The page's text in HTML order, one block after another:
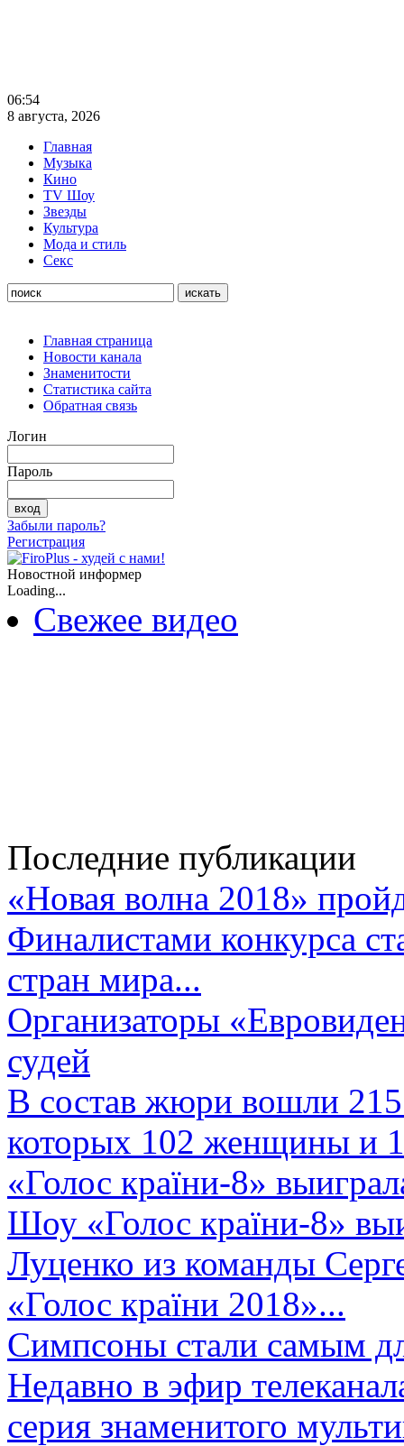
06:54
8 августа, 2026
Главная
Музыка
Кино
TV Шоу
Звезды
Культура
Мода и стиль
Секс
Главная страница
Новости канала
Знаменитости
Статистика сайта
Обратная связь
Логин
Пароль
Забыли пароль?
Регистрация
Новостной информер
Loading...
Свежее видео
Последние публикации
«Новая волна 2018»
Финалистами конкурса
стран мира...
Организаторы
судей
В состав жюри вошли 215
которых 102 женщины и
«Голос країни-8»
Шоу «Голос країни-8»
Луценко из команды
«Голос країни 2018»...
Симпсоны стали самым
Недавно в эфир
серия знаменитого